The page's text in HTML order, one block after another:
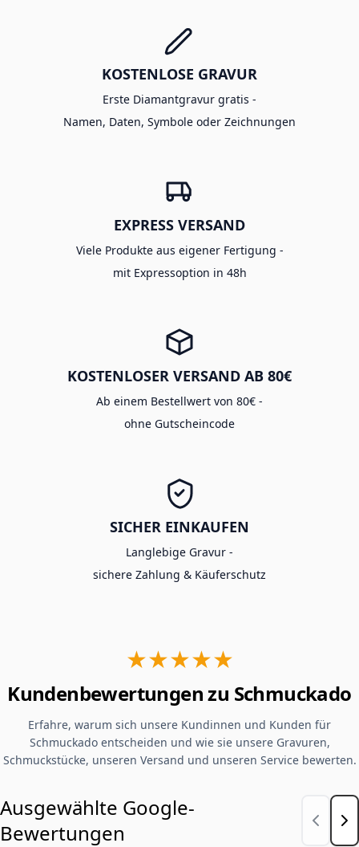
KOSTENLOSE GRAVUR
Erste Diamantgravur gratis -
Namen, Daten, Symbole oder Zeichnungen
EXPRESS VERSAND
Viele Produkte aus eigener Fertigung -
mit Expressoption in 48h
KOSTENLOSER VERSAND AB 80€
Ab einem Bestellwert von 80€ -
ohne Gutscheincode
SICHER EINKAUFEN
Langlebige Gravur -
sichere Zahlung & Käuferschutz
★★★★★
Kundenbewertungen zu Schmuckado
Erfahre, warum sich unsere Kundinnen und Kunden für
Schmuckado entscheiden und wie sie unsere Gravuren,
Schmuckstücke, unseren Versand und unseren Service bewerten.
Ausgewählte Google-
Bewertungen